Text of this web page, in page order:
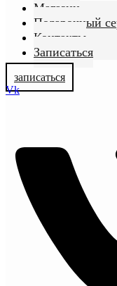
Магазин
Подарочный
Контакты
Записаться
записаться
Vk